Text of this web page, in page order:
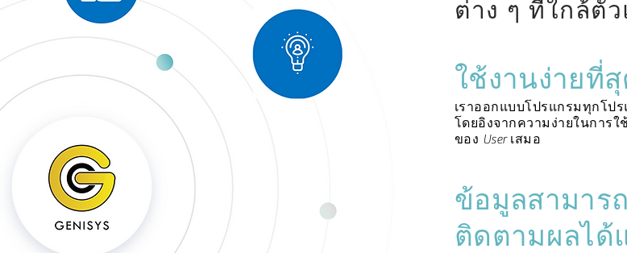
ต่าง ๆ ที่ใกล้ตั
ใช้งานง่ายที่
เราออกแบบโปรแกรมทุกโปร
โดยอิงจากความง่ายในการใ
ของ User เสมอ
ข้อมูลสามารถ
ติดตามผลได้